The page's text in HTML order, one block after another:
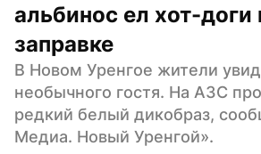
альбинос ел хот-доги
заправке
В Новом Уренгое жители
необычного гостя. На АЗС
редкий белый дикобраз,
Медиа. Новый Уренгой».